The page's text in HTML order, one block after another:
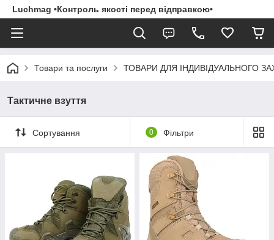
Luchmag •Контроль якості перед відправкою•
Товари та послуги ТОВАРИ ДЛЯ ІНДИВІДУАЛЬНОГО
Тактичне взуття
Сортування 0 Фільтри